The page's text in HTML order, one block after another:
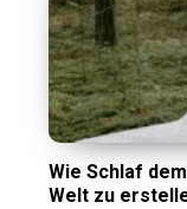
Wie Schlaf
Welt zu